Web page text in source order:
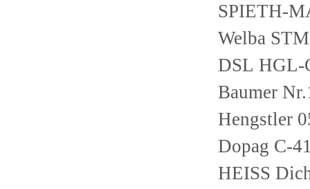
SPIETH-
Welba
DSL HGL-
Baumer
Hengstler
Dopag C-
HEISS